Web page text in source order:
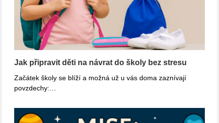
Jak připravit děti na návrat do školy bez stresu
Začátek školy se blíží a možná už u vás doma zaznívají
povzdechy:…